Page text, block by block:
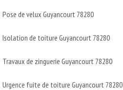
Pose de velux Guyancourt 78280
Isolation de toiture Guyancourt 78280
Travaux de zinguerie Guyancourt 78280
Urgence fuite de toiture Guyancourt 78280